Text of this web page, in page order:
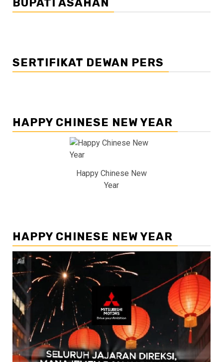
BUPATI ASAHAN
SERTIFIKAT DEWAN PERS
HAPPY CHINESE NEW YEAR
Happy Chinese New
Year
HAPPY CHINESE NEW YEAR